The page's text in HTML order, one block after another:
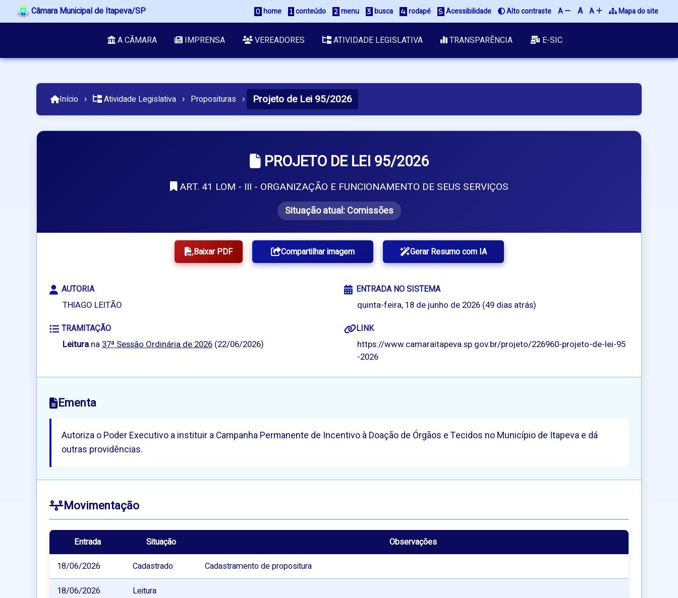
Câmara Municipal de Itapeva/SP home conteúdo menu busca rodapé Acessibilidade Alto contraste A A A Mapa do site
A CÂMARA IMPRENSA VEREADORES ATIVIDADE LEGISLATIVA TRANSPARÊNCIA E-SIC
Início › Atividade Legislativa › Proposituras › Projeto de Lei 95/2026
PROJETO DE LEI 95/2026
ART. 41 LOM - III - ORGANIZAÇÃO E FUNCIONAMENTO DE SEUS SERVIÇOS
Situação atual:Comissões
Baixar PDF Compartilhar imagem Gerar Resumo com IA
AUTORIA
THIAGO LEITÃO
ENTRADA NO SISTEMA
quinta-feira, 18 de junho de 2026 (49 dias atrás)
TRAMITAÇÃO
Leitura na37ª Sessão Ordinária de 2026 (22/06/2026)
LINK
https://www.camaraitapeva.sp.gov.br/projeto/226960-projeto-de-lei-95
-2026
Ementa
Autoriza o Poder Executivo a instituir a Campanha Permanente de Incentivo à Doação de Órgãos e Tecidos no Município de Itapeva e dá
outras providências.
Movimentação
Entrada Situação
Observações
18/06/2026
Cadastrado Cadastramento de propositura
18/06/2026 Leitura